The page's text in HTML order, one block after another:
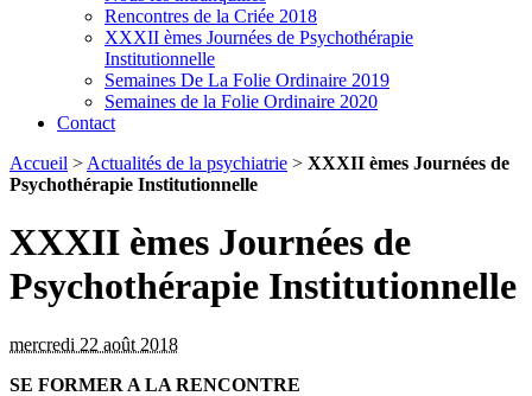
Rencontres de la Criée 2018
XXXII èmes Journées de Psychothérapie
Institutionnelle
Semaines De La Folie Ordinaire 2019
Semaines de la Folie Ordinaire 2020
Contact
Accueil > Actualités de la psychiatrie > XXXII èmes Journées de
Psychothérapie Institutionnelle
XXXII èmes Journées de
Psychothérapie Institutionnelle
mercredi 22 août 2018
SE FORMER A LA RENCONTRE